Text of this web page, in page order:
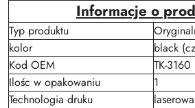
Informacje o
Typ produktu
kolor
black
Kod OEM
TK-3160
Ilośc w opakowaniu
1
Technologia druku
laserowa